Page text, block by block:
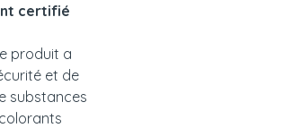
certifié
produit a
et de
substances